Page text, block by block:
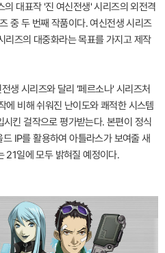
대표작 '진 여신전생' 시리즈의 외전격
중 두 번째 작품이다. 여신전생 시리즈
리즈의 대중화라는 목표를 가지고 제작
생 시리즈와 달리 '페르소나' 시리즈처
에 비해 쉬워진 난이도와 쾌적한 시스템
킨 걸작으로 평가받는다. 본편이 정식
IP를 활용하여 아틀라스가 보여줄 새
21일에 모두 밝혀질 예정이다.